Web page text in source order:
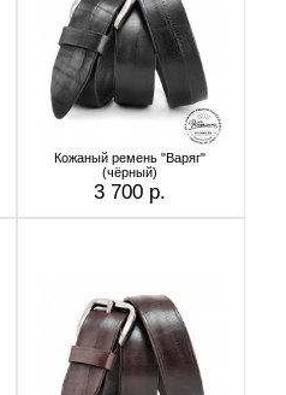
Кожаный ремень "Варяг"
(чёрный)
3 700 р.